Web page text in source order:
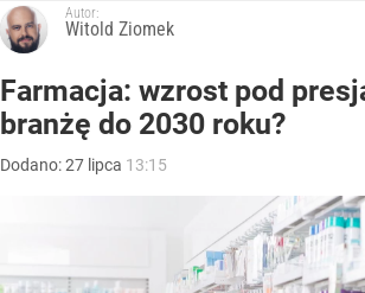
Autor:
Witold Ziomek
Farmacja: wzrost pod
branżę do 2030 roku?
Dodano:27 lipca 13:15